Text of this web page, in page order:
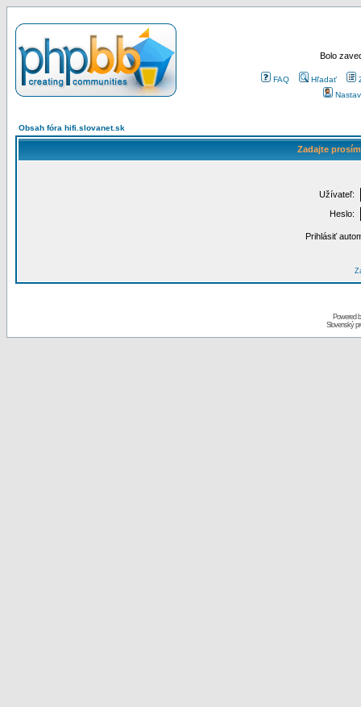
Bolo
FAQ Hľadať
Obsah fóra hifi.slovanet.sk
Zadajte
Užívateľ:
Heslo:
Prihlásiť
Powered
Slovenský